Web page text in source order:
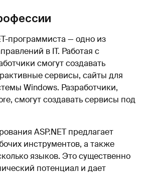
программиста — одно из
в IT. Работая с
смогут создавать
сервисы, сайты для
Windows. Разработчики,
смогут создавать сервисы под
ASP.NET предлагает
инструментов, а также
языков. Это существенно
потенциал и дает